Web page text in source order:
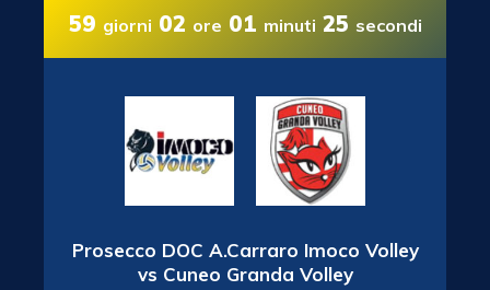
59 giorni 02 ore 01 minuti 24 secondi
Prosecco DOC A.Carraro Imoco Volley
vs Cuneo Granda Volley